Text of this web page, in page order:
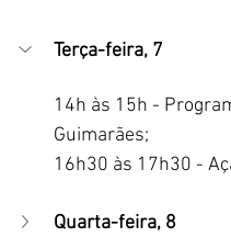
Terça-feira, 7
14h às 15h -
Guimarães;
16h30 às 17h30 -
Quarta-feira, 8